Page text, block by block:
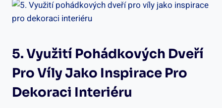
5. Využití Pohádkových Dveří
Pro Víly Jako Inspirace Pro
Dekoraci Interiéru